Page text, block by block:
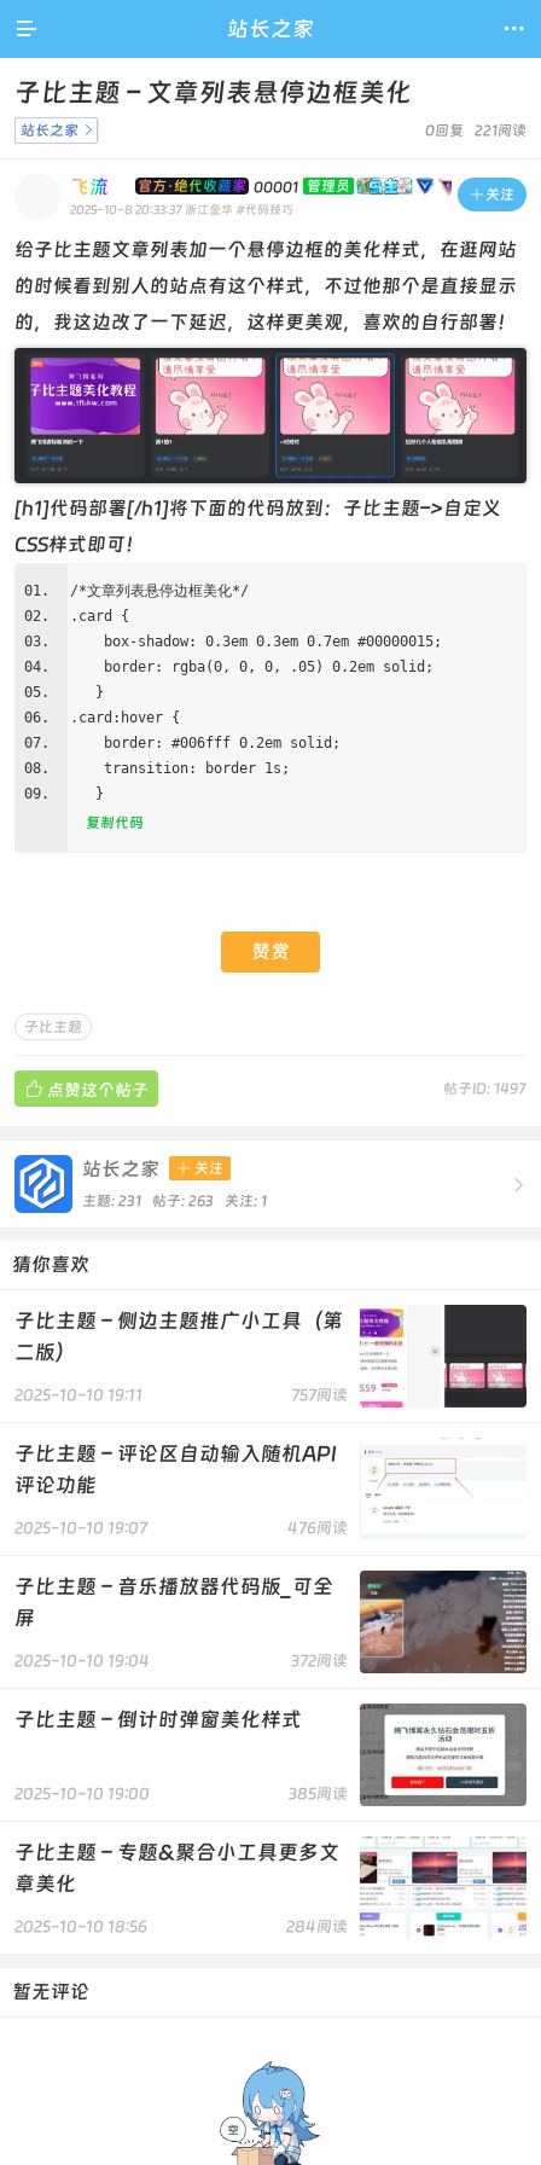
 站长之家 
子比主题 – 文章列表悬停边框美化
0回复 221阅读
站长之家 
 关注
飞流 官方·绝代收藏家 00001 管理员
2025-10-8 20:33:37 浙江金华 #代码技巧
给子比主题文章列表加一个悬停边框的美化样式，在逛网站
的时候看到别人的站点有这个样式，不过他那个是直接显示
的，我这边改了一下延迟，这样更美观，喜欢的自行部署！
[h1]代码部署[/h1]将下面的代码放到：子比主题–>自定义
CSS样式即可！
/*文章列表悬停边框美化*/
.card {
box-shadow: 0.3em 0.3em 0.7em #00000015;
border: rgba(0, 0, 0, .05) 0.2em solid;
}
.card:hover {
border: #006fff 0.2em solid;
transition: border 1s;
}
复制代码
赞赏
子比主题
帖子ID: 1497
 点赞这个帖子

站长之家  关注
主题: 231 帖子: 263 关注: 1
猜你喜欢
子比主题 – 侧边主题推广小工具（第
二版）
757阅读
2025-10-10 19:11
子比主题 – 评论区自动输入随机API
评论功能
476阅读
2025-10-10 19:07
子比主题 – 音乐播放器代码版_可全
屏
372阅读
2025-10-10 19:04
子比主题 – 倒计时弹窗美化样式
385阅读
2025-10-10 19:00
子比主题 – 专题&聚合小工具更多文
章美化
284阅读
2025-10-10 18:56
暂无评论